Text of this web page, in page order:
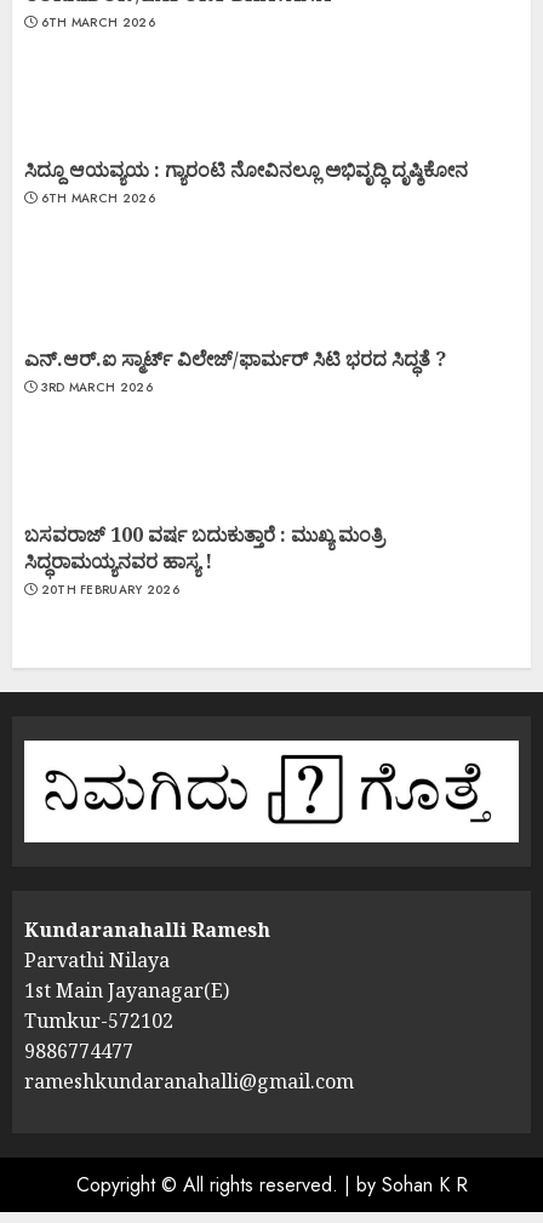
6TH MARCH 2026
ಸಿದ್ದೂ ಆಯವ್ಯಯ : ಗ್ಯಾರಂಟಿ ನೋವಿನಲ್ಲೂ ಅಭಿವೃದ್ಧಿ ದೃಷ್ಠಿಕೋನ
6TH MARCH 2026
ಎನ್.ಆರ್.ಐ ಸ್ಮಾರ್ಟ್ ವಿಲೇಜ್/ಫಾರ್ಮರ್ ಸಿಟಿ ಭರದ ಸಿದ್ಧತೆ ?
3RD MARCH 2026
ಬಸವರಾಜ್ 100 ವರ್ಷ ಬದುಕುತ್ತಾರೆ : ಮುಖ್ಯ ಮಂತ್ರಿ
ಸಿದ್ಧರಾಮಯ್ಯನವರ ಹಾಸ್ಯ !
20TH FEBRUARY 2026
Kundaranahalli Ramesh
Parvathi Nilaya
1st Main Jayanagar(E)
Tumkur-572102
9886774477
rameshkundaranahalli@gmail.com
Copyright © All rights reserved. | by Sohan K R